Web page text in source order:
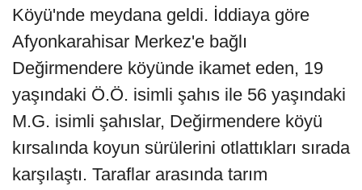
Köyü'nde meydana geldi. İddiaya göre
Afyonkarahisar Merkez'e bağlı
Değirmendere köyünde ikamet eden, 19
yaşındaki Ö.Ö. isimli şahıs ile 56 yaşındaki
M.G. isimli şahıslar, Değirmendere köyü
kırsalında koyun sürülerini otlattıkları sırada
karşılaştı. Taraflar arasında tarım